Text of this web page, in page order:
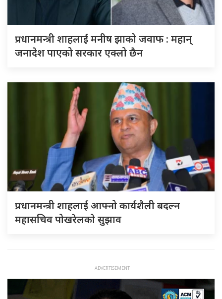
प्रधानमन्त्री शाहलाई मनीष झाको जवाफ : महान्
जनादेश पाएको सरकार एक्लो छैन
प्रधानमन्त्री शाहलाई आफ्नो कार्यशैली बदल्न
महासचिव पोखरेलको सुझाव